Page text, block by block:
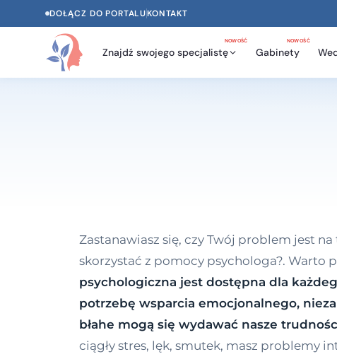
DOŁĄCZ DO PORTALUKONTAKT
Znajdź swojego specjalistę
NOWOŚĆ
Gabinety
NOWOŚĆ
Zastanawiasz się, czy Twój problem jest
skorzystać z pomocy psychologa?. Warto
psychologiczna jest dostępna dla
potrzebę wsparcia emocjonalnego,
błahe mogą się wydawać nasze
ciągły stres, lęk, smutek, masz problemy